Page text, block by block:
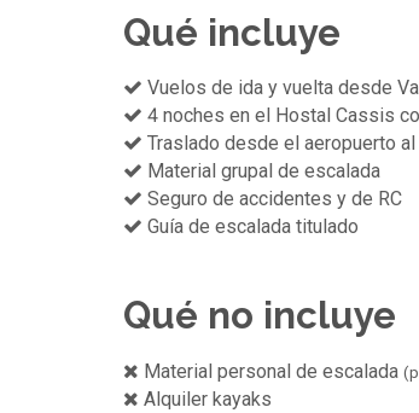
Qué incluye
Vuelos de ida y vuelta desde
4 noches en el Hostal Cassis
Traslado desde el aeropuerto
Material grupal de escalada
Seguro de accidentes y de RC
Guía de escalada titulado
Qué no incluye
Material personal de escalada
Alquiler kayaks